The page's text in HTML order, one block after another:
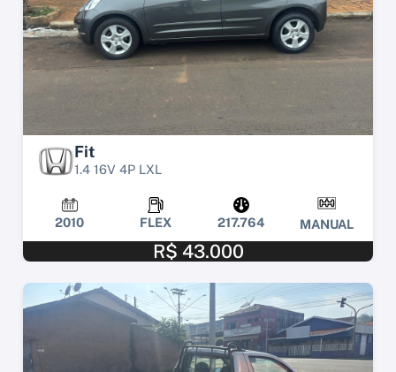
Fit
1.4 16V 4P LXL
2010 FLEX 217.764 MANUAL
R$ 43.000